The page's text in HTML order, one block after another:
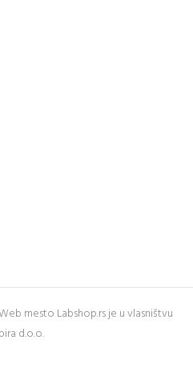
mesto Labshop.rs je u vlasništvu
d.o.o.